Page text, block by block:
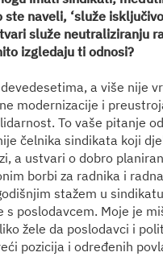
naveli, ‘služe
služe neutraliziranju
izgledaju ti odnosi?
a više nije
modernizacije i
To vaše pitanje
čelnika sindikata koji
a ustvari o dobro
borbi za radnika i
stažem u
poslodavcem. Moje je
žele da poslodavci i
pozicija i određenih